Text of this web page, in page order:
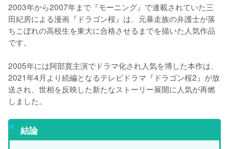
2003年から2007年まで『モーニング』で連載されていた三
田紀房による漫画『ドラゴン桜』は、元暴走族の弁護士が落
ちこぼれの高校生を東大に合格させるまでを描いた人気作品
です。
2005年には阿部寛主演でドラマ化され人気を博した本作は、
2021年4月より続編となるテレビドラマ『ドラゴン桜2』が放
送され、世相を反映した新たなストーリー展開に人気が再燃
しました。
結論